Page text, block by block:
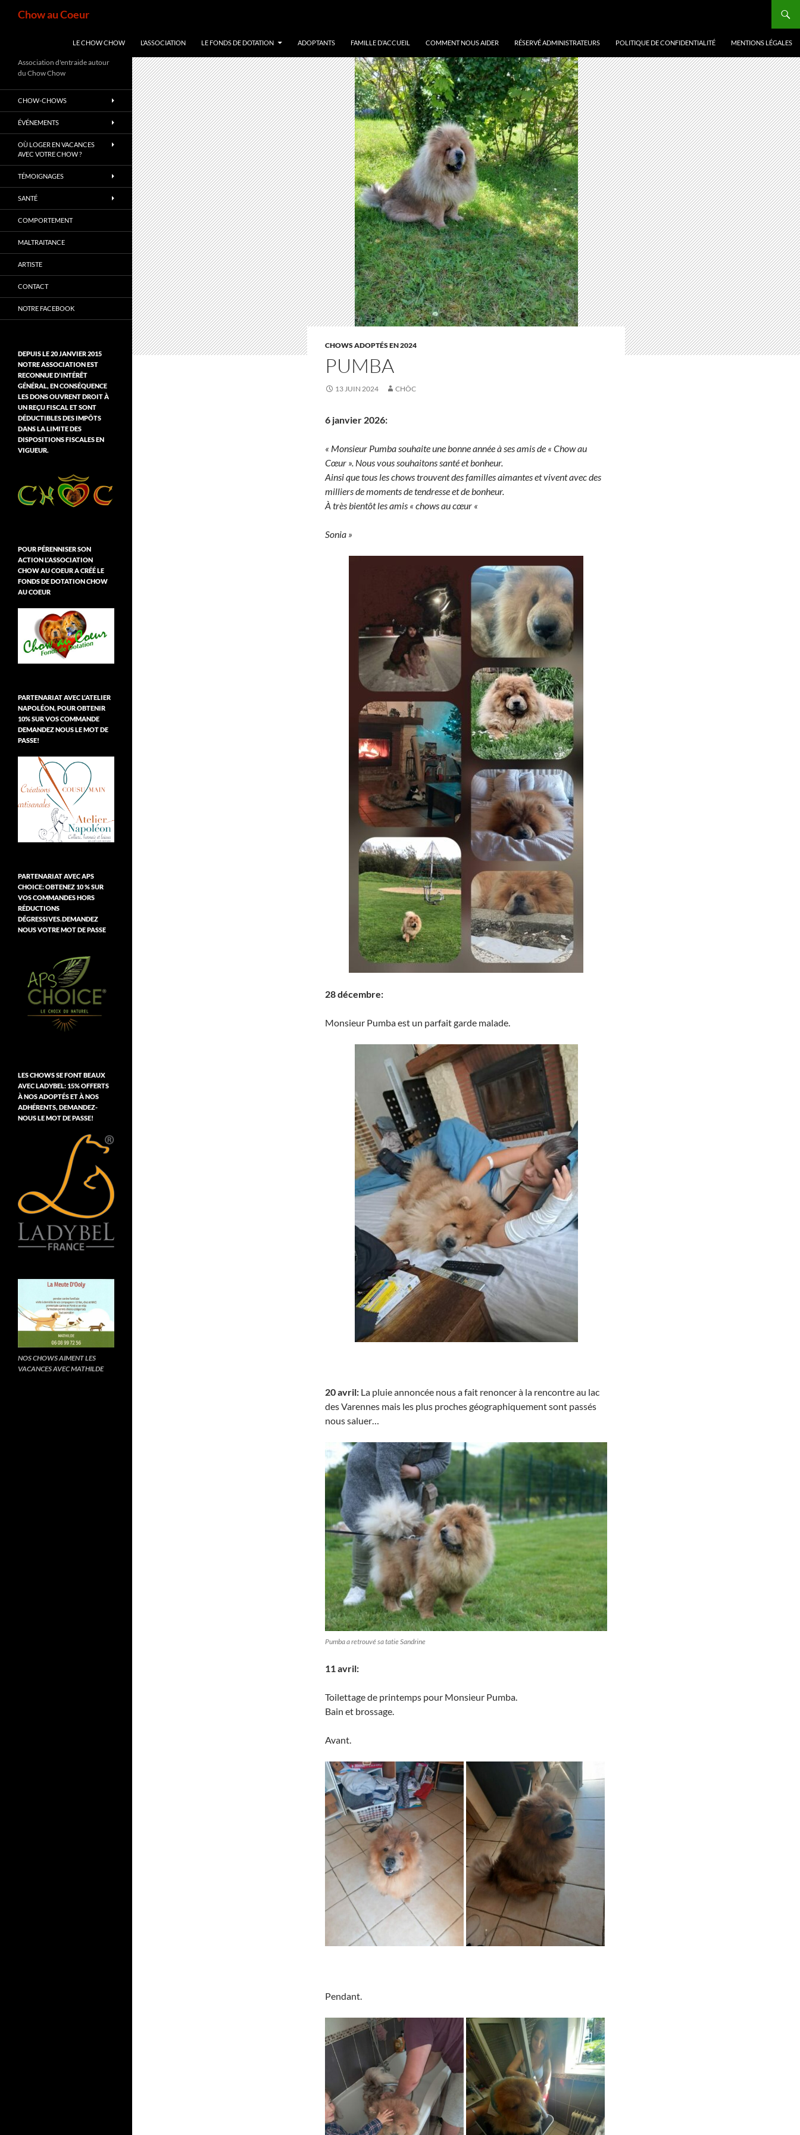
Chow au Coeur
LE CHOW CHOW L’ASSOCIATION LE FONDS DE DOTATION ADOPTANTS FAMILLE D’ACCUEIL COMMENT NOUS AIDER RÉSERVÉ ADMINISTRATEURS POLITIQUE DE CONFIDENTIALITÉ MENTIONS LÉGALES
CHOWS ADOPTÉS EN 2024
PUMBA
13 JUIN 2024 CHÔC
6 janvier 2026:
« Monsieur Pumba souhaite une bonne année à ses amis de « Chow au
Cœur ». Nous vous souhaitons santé et bonheur.
Ainsi que tous les chows trouvent des familles aimantes et vivent avec des
milliers de moments de tendresse et de bonheur.
À très bientôt les amis « chows au cœur «
Sonia »
28 décembre:
Monsieur Pumba est un parfait garde malade.
20 avril: La pluie annoncée nous a fait renoncer à la rencontre au lac
des Varennes mais les plus proches géographiquement sont passés
nous saluer…
Pumba a retrouvé sa tatie Sandrine
11 avril:
Toilettage de printemps pour Monsieur Pumba.
Bain et brossage.
Avant.
Pendant.
Association d'entraide autour
du Chow Chow
CHOW-CHOWS
ÉVÉNEMENTS
OÙ LOGER EN VACANCES
AVEC VOTRE CHOW ?
TÉMOIGNAGES
SANTÉ
COMPORTEMENT
MALTRAITANCE
ARTISTE
CONTACT
NOTRE FACEBOOK
DEPUIS LE 20 JANVIER 2015
NOTRE ASSOCIATION EST
RECONNUE D’INTÉRÊT
GÉNÉRAL, EN CONSÉQUENCE
LES DONS OUVRENT DROIT À
UN REÇU FISCAL ET SONT
DÉDUCTIBLES DES IMPÔTS
DANS LA LIMITE DES
DISPOSITIONS FISCALES EN
VIGUEUR.
POUR PÉRENNISER SON
ACTION L’ASSOCIATION
CHOW AU COEUR A CRÉÉ LE
FONDS DE DOTATION CHOW
AU COEUR
PARTENARIAT AVEC L’ATELIER
NAPOLÉON, POUR OBTENIR
10% SUR VOS COMMANDE
DEMANDEZ NOUS LE MOT DE
PASSE!
PARTENARIAT AVEC APS
CHOICE: OBTENEZ 10 % SUR
VOS COMMANDES HORS
RÉDUCTIONS
DÉGRESSIVES.DEMANDEZ
NOUS VOTRE MOT DE PASSE
LES CHOWS SE FONT BEAUX
AVEC LADYBEL: 15% OFFERTS
À NOS ADOPTÉS ET À NOS
ADHÉRENTS, DEMANDEZ-
NOUS LE MOT DE PASSE!
NOS CHOWS AIMENT LES
VACANCES AVEC MATHILDE